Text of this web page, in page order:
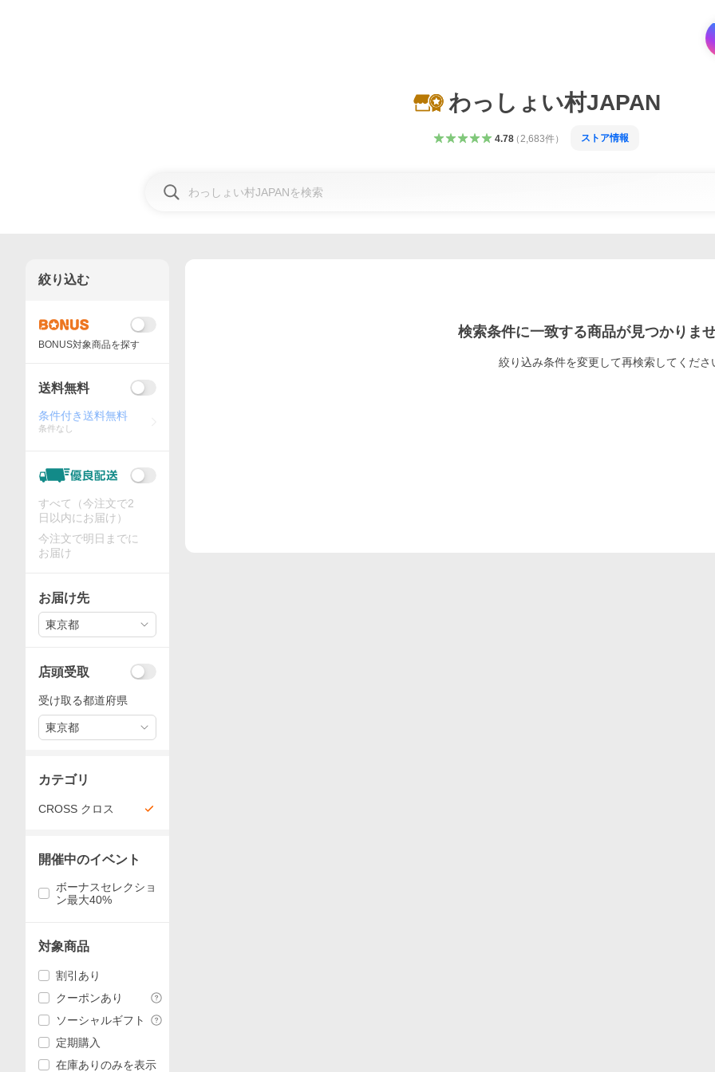
わっしょい村JAPAN
4.78（ 2,683件） ストア情報
検索条件に一致する商品が見つかりま
絞り込み条件を変更して再検索してくださ
絞り込む
BONUS対象商品を探す
送料無料
条件付き送料無料
条件なし
すべて（今注文で2
日以内にお届け）
今注文で明日までに
お届け
お届け先
東京都
店頭受取
受け取る都道府県
東京都
カテゴリ
CROSS クロス
開催中のイベント
ボーナスセレクショ
ン最大40%
対象商品
割引あり
クーポンあり
ソーシャルギフト
定期購入
在庫ありのみを表示